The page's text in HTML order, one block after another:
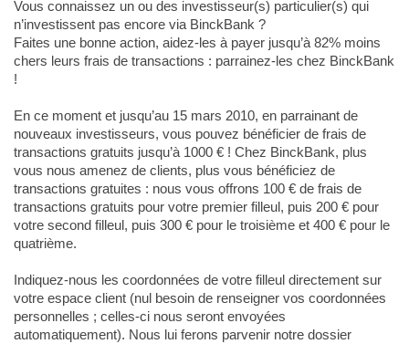
Vous connaissez un ou des investisseur(s) particulier(s) qui
n’investissent pas encore via BinckBank ?
Faites une bonne action, aidez-les à payer jusqu’à 82% moins
chers leurs frais de transactions : parrainez-les chez BinckBank
!
En ce moment et jusqu’au 15 mars 2010, en parrainant de
nouveaux investisseurs, vous pouvez bénéficier de frais de
transactions gratuits jusqu’à 1000 € ! Chez BinckBank, plus
vous nous amenez de clients, plus vous bénéficiez de
transactions gratuites : nous vous offrons 100 € de frais de
transactions gratuits pour votre premier filleul, puis 200 € pour
votre second filleul, puis 300 € pour le troisième et 400 € pour le
quatrième.
Indiquez-nous les coordonnées de votre filleul directement sur
votre espace client (nul besoin de renseigner vos coordonnées
personnelles ; celles-ci nous seront envoyées
automatiquement). Nous lui ferons parvenir notre dossier